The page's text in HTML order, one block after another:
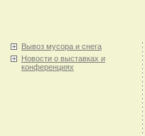
Вывоз мусора и снега
Новости о выставках и
конференциях